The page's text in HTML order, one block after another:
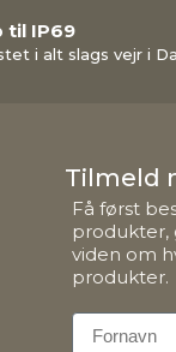
til IP69
i alt slags vejr i
Tilmeld
Få først
produkter,
viden om
produkter.
First Name